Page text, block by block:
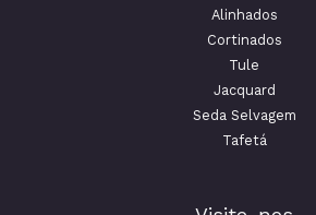
Alinhados
Cortinados
Tule
Jacquard
Seda Selvagem
Tafetá